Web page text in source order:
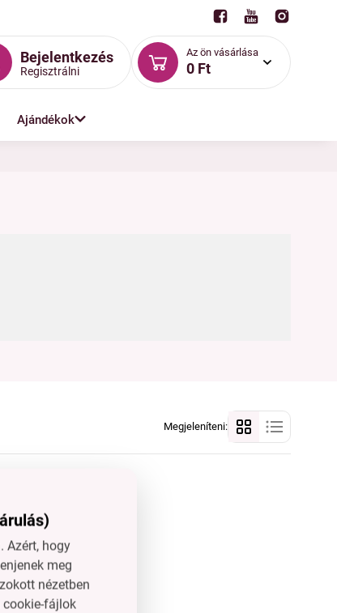
Bejelentkezés
Regisztrálni
Az ön vásárlása
0 Ft
Ajándékok
Megjeleníteni:
Azért, hogy
meg
nézetben
cookie-fájlok